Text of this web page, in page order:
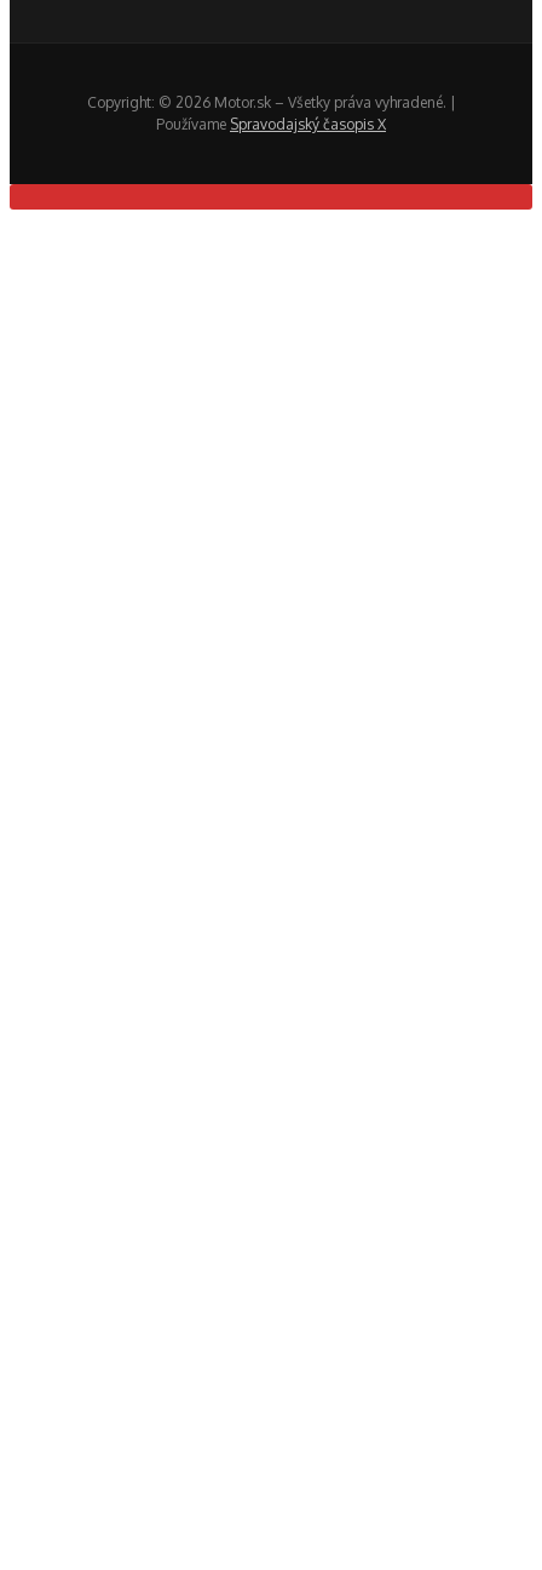
Copyright: © 2026 Motor.sk – Všetky práva vyhradené. |
Používame Spravodajský časopis X